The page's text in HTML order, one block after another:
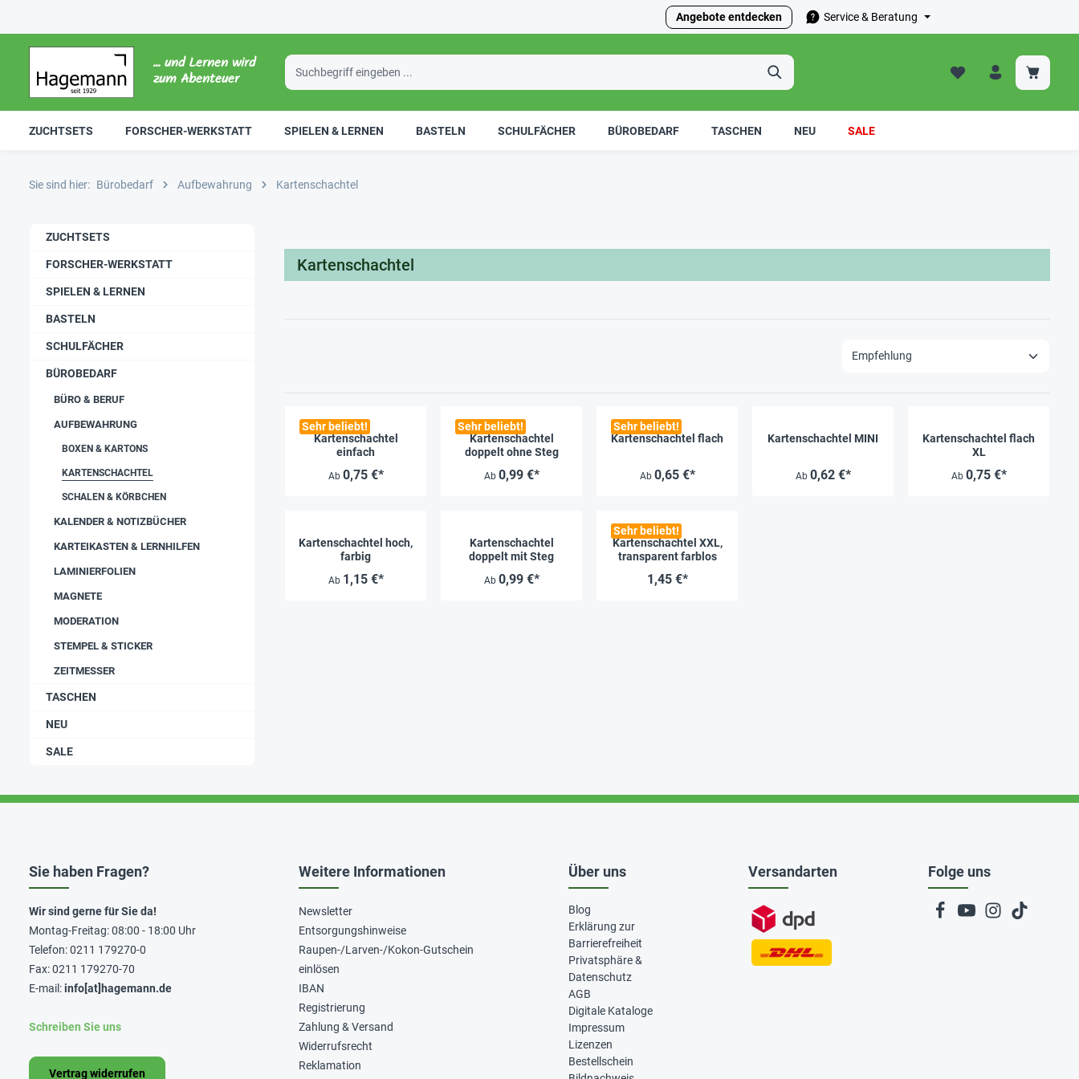
Angebote entdecken Service & Beratung
... und Lernen wird
zum Abenteuer
ZUCHTSETS FORSCHER-WERKSTATT SPIELEN & LERNEN BASTELN SCHULFÄCHER BÜROBEDARF TASCHEN NEU SALE
Sie sind hier: Bürobedarf Aufbewahrung Kartenschachtel
ZUCHTSETS
FORSCHER-WERKSTATT
SPIELEN & LERNEN
BASTELN
SCHULFÄCHER
BÜROBEDARF
BÜRO & BERUF
AUFBEWAHRUNG
BOXEN & KARTONS
KARTENSCHACHTEL
SCHALEN & KÖRBCHEN
KALENDER & NOTIZBÜCHER
KARTEIKASTEN & LERNHILFEN
LAMINIERFOLIEN
MAGNETE
MODERATION
STEMPEL & STICKER
ZEITMESSER
TASCHEN
NEU
SALE
Kartenschachtel
Sehr beliebt!
Kartenschachtel
einfach
Ab 0,75 €*
Sehr beliebt!
Kartenschachtel
doppelt ohne Steg
Ab 0,99 €*
Sehr beliebt!
Kartenschachtel flach
Ab 0,65 €*
Kartenschachtel MINI
Ab 0,62 €*
Kartenschachtel flach
XL
Ab 0,75 €*
Kartenschachtel hoch,
farbig
Ab 1,15 €*
Kartenschachtel
doppelt mit Steg
Ab 0,99 €*
Sehr beliebt!
Kartenschachtel XXL,
transparent farblos
1,45 €*
Folge uns
Über uns
Blog
Erklärung zur
Barrierefreiheit
Privatsphäre &
Datenschutz
AGB
Digitale Kataloge
Impressum
Lizenzen
Bestellschein
Sie haben Fragen?
Wir sind gerne für Sie da!
Montag-Freitag: 08:00 - 18:00 Uhr
Telefon: 0211 179270-0
Fax: 0211 179270-70
E-mail:info[at]hagemann.de
Schreiben Sie uns
Vertrag widerrufen
Weitere Informationen
Newsletter
Entsorgungshinweise
Raupen-/Larven-/Kokon-Gutschein
einlösen
IBAN
Registrierung
Zahlung & Versand
Widerrufsrecht
Reklamation
Versandarten